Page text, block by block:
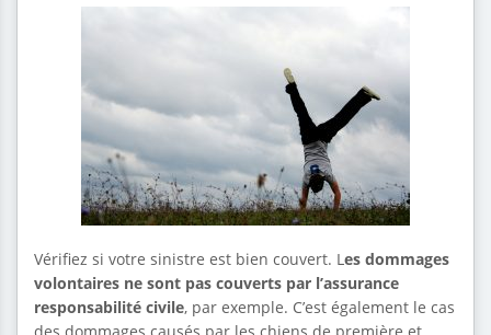
Vérifiez si votre sinistre est bien couvert. Les dommages
volontaires ne sont pas couverts par l’assurance
responsabilité civile, par exemple. C’est également le cas